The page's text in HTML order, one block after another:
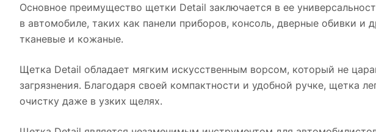
на
Основное преимущество щетки Detail заключается в ее
в автомобиле, таких как панели приборов, консоль, дверные обивки
тканевые и кожаные.
Щетка Detail обладает мягким искусственным ворсом, который не
загрязнения. Благодаря своей компактности и удобной ручке, щетка
очистку даже в узких щелях.